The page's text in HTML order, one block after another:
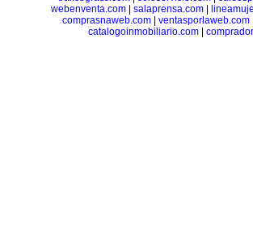
webenventa.com
salaprensa.com
comprasnaweb.com
ventasporlaweb.com
catalogoinmobiliario.com|